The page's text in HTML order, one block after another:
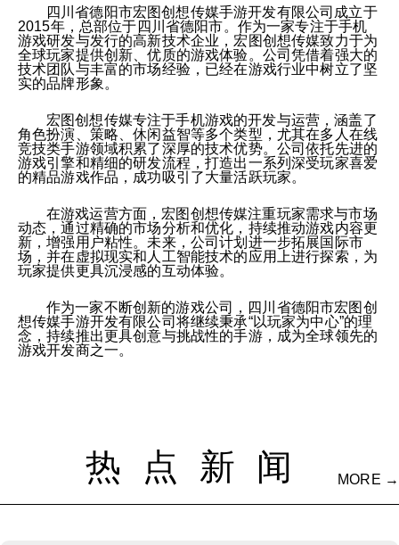
四川省德阳市宏图创想传媒手游开发有限公司成立于
2015年，总部位于四川省德阳市。作为一家专注于手机
游戏研发与发行的高新技术企业，宏图创想传媒致力于为
全球玩家提供创新、优质的游戏体验。公司凭借着强大的
技术团队与丰富的市场经验，已经在游戏行业中树立了坚
实的品牌形象。
宏图创想传媒专注于手机游戏的开发与运营，涵盖了
角色扮演、策略、休闲益智等多个类型，尤其在多人在线
竞技类手游领域积累了深厚的技术优势。公司依托先进的
游戏引擎和精细的研发流程，打造出一系列深受玩家喜爱
的精品游戏作品，成功吸引了大量活跃玩家。
在游戏运营方面，宏图创想传媒注重玩家需求与市场
动态，通过精确的市场分析和优化，持续推动游戏内容更
新，增强用户粘性。未来，公司计划进一步拓展国际市
场，并在虚拟现实和人工智能技术的应用上进行探索，为
玩家提供更具沉浸感的互动体验。
作为一家不断创新的游戏公司，四川省德阳市宏图创
想传媒手游开发有限公司将继续秉承“以玩家为中心”的理
念，持续推出更具创意与挑战性的手游，成为全球领先的
游戏开发商之一。
热点新闻 MORE →